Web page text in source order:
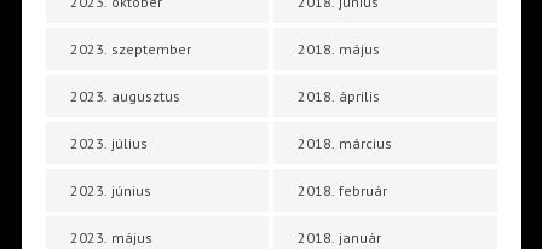
2023. szeptember
2023. augusztus
2023. július
2023. június
2023. május
2018. május
2018. április
2018. március
2018. február
2018. január